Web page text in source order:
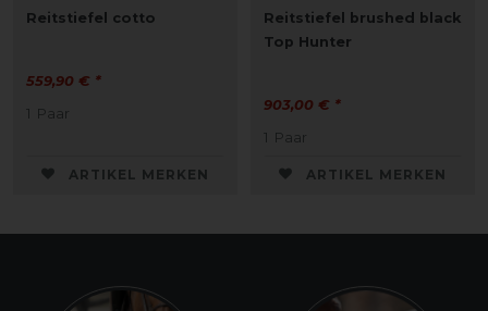
Reitstiefel cotto
559,90 € *
1 Paar
ARTIKEL MERKEN
Reitstiefel brushed black
Top Hunter
903,00 € *
1 Paar
ARTIKEL MERKEN